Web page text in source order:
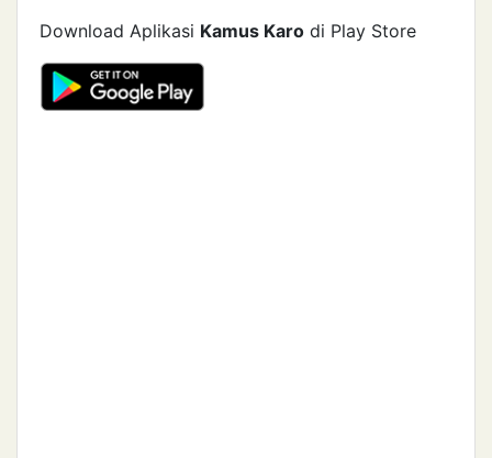
Download Aplikasi Kamus Karo di Play Store